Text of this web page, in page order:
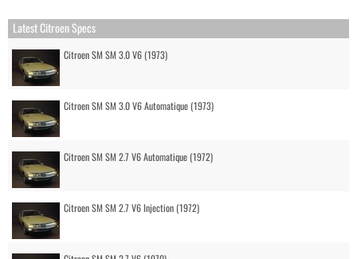
Latest Citroen Specs
Citroen SM SM 3.0 V6 (1973)
Citroen SM SM 3.0 V6 Automatique (1973)
Citroen SM SM 2.7 V6 Automatique (1972)
Citroen SM SM 2.7 V6 Injection (1972)